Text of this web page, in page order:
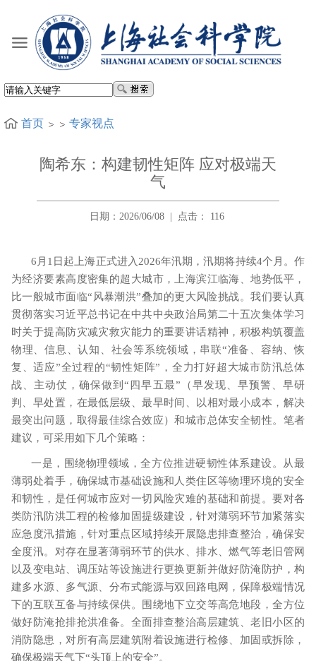
首页 专家视点
陶希东：构建韧性矩阵 应对极端天
气
日期：2026/06/08 点击： 116
6月 1 日起上海正式进入2026年汛期，汛期将持续4个月。作
为经济要素高度密集的超大城市，上海滨江临海、地势低平，
比一般城市面临“风暴潮洪”叠加的更大风险挑战。我们要认真
贯彻落实习近平总书记在中共中央政治局第二十五次集体学习
时关于提高防灾减灾救灾能力的重要讲话精神，积极构筑覆盖
物理、信息、认知、社会等系统领域，串联“准备、容纳、恢
复、适应”全过程的“韧性矩阵”，全力打好超大城市防汛总体
战、主动仗，确保做到“四早五最”（早发现、早预警、早研
判、早处置，在最低层级、最早时间、以相对最小成本，解决
最突出问题，取得最佳综合效应）和城市总体安全韧性。笔者
建议，可采用如下几个策略：
一是，围绕物理领域，全方位推进硬韧性体系建设。从最
薄弱处着手，确保城市基础设施和人类住区等物理环境的安全
和韧性，是任何城市应对一切风险灾难的基础和前提。要对各
类防汛防洪工程的检修加固提级建设，针对薄弱环节加紧落实
应急度汛措施，针对重点区域持续开展隐患排查整治，确保安
全度汛。对存在显著薄弱环节的供水、排水、燃气等老旧管网
以及变电站、调压站等设施进行更换更新并做好防淹防护，构
建多水源、多气源、分布式能源与双回路电网，保障极端情况
下的互联互备与持续保供。围绕地下立交等高危地段，全方位
做好防淹抢排抢洪准备。全面排查整治高层建筑、老旧小区的
消防隐患，对所有高层建筑附着设施进行检修、加固或拆除，
确保极端天气下“头顶上的安全”。